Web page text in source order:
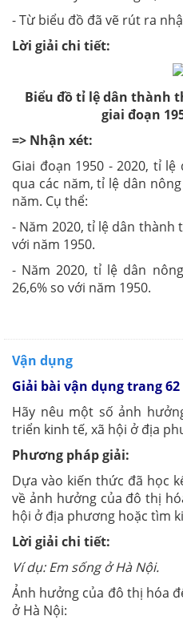
- Từ biểu đồ đã vẽ rút ra
Lời giải chi tiết:
Biểu đồ tỉ lệ dân thành
giai đoạn
=> Nhận xét:
Giai đoạn 1950 - 2020, tỉ
qua các năm, tỉ lệ dân
năm. Cụ thể:
- Năm 2020, tỉ lệ dân thành
với năm 1950.
- Năm 2020, tỉ lệ dân
26,6% so với năm 1950.
Vận dụng
Giải bài vận dụng trang 62
Hãy nêu một số ảnh
triển kinh tế, xã hội ở địa
Phương pháp giải:
Dựa vào kiến thức đã học
về ảnh hưởng của đô thị
hội ở địa phương hoặc tìm
Lời giải chi tiết:
Ví dụ: Em sống ở Hà Nội.
Ảnh hưởng của đô thị hóa
ở Hà Nội: